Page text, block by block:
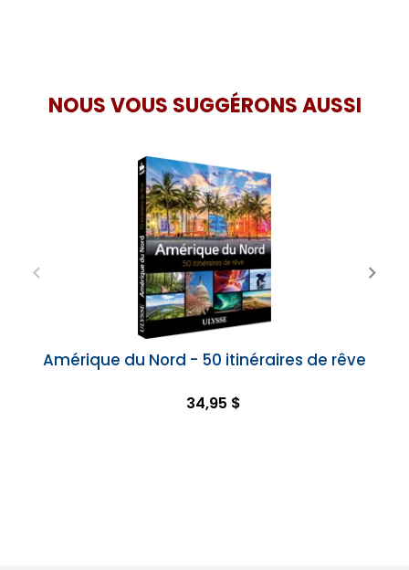
NOUS VOUS SUGGÉRONS AUSSI
Amérique du Nord - 50 itinéraires de rêve
34,95 $